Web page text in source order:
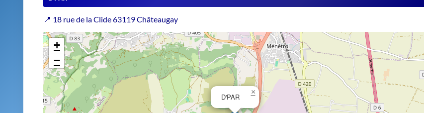
📍 18 rue de la Clide 63119 Châteaugay
D'PAR
×
+
−